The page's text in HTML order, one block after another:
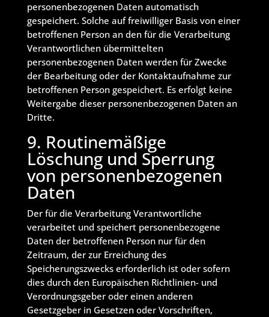
personenbezogenen Daten automatisch
gespeichert. Solche auf freiwilliger Basis von einer
betroffenen Person an den für die Verarbeitung
Verantwortlichen übermittelten
personenbezogenen Daten werden für Zwecke
der Bearbeitung oder der Kontaktaufnahme zur
betroffenen Person gespeichert. Es erfolgt keine
Weitergabe dieser personenbezogenen Daten an
Dritte.
9. Routinemäßige
Löschung und Sperrung
von personenbezogenen
Daten
Der für die Verarbeitung Verantwortliche
verarbeitet und speichert personenbezogene
Daten der betroffenen Person nur für den
Zeitraum, der zur Erreichung des
Speicherungszwecks erforderlich ist oder sofern
dies durch den Europäischen Richtlinien- und
Verordnungsgeber oder einen anderen
Gesetzgeber in Gesetzen oder Vorschriften,